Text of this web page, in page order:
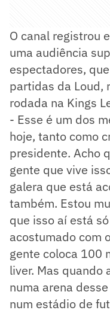
O canal registrou
uma audiência
espectadores,
partidas da Loud,
rodada na Kings
- Esse é um dos
hoje, tanto como
presidente. Acho
gente que vive
galera que está
também. Estou
que isso aí está
acostumado com
gente coloca 100
liver. Mas quando
numa arena
num estádio de